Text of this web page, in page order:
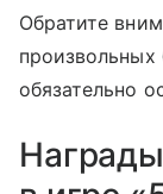
Обратите
обязательно